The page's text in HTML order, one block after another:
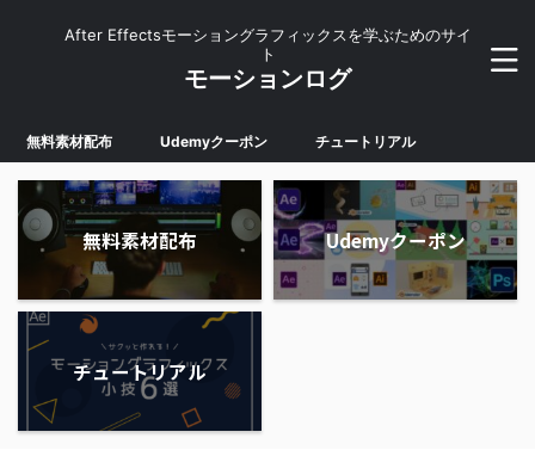
After Effectsモーショングラフィックスを学ぶためのサイ
ト
モーションログ
無料素材配布 Udemyクーポン チュートリアル
無料素材配布 Udemyクーポン
チュートリアル